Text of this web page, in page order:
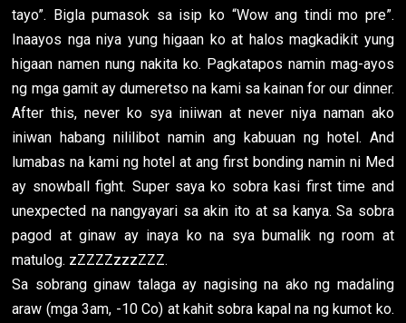
tayo”. Bigla pumasok sa isip ko “Wow ang tindi mo pre”.
Inaayos nga niya yung higaan ko at halos magkadikit yung
higaan namen nung nakita ko. Pagkatapos namin mag-ayos
ng mga gamit ay dumeretso na kami sa kainan for our dinner.
After this, never ko sya iniiwan at never niya naman ako
iniwan habang nililibot namin ang kabuuan ng hotel. And
lumabas na kami ng hotel at ang first bonding namin ni Med
ay snowball fight. Super saya ko sobra kasi first time and
unexpected na nangyayari sa akin ito at sa kanya. Sa sobra
pagod at ginaw ay inaya ko na sya bumalik ng room at
matulog. zZZZZzzzZZZ.
Sa sobrang ginaw talaga ay nagising na ako ng madaling
araw (mga 3am, -10 Co) at kahit sobra kapal na ng kumot ko.